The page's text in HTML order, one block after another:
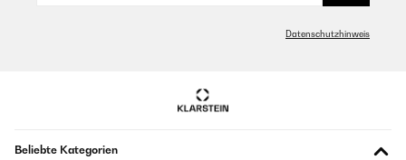
Datenschutzhinweis
Beliebte Kategorien